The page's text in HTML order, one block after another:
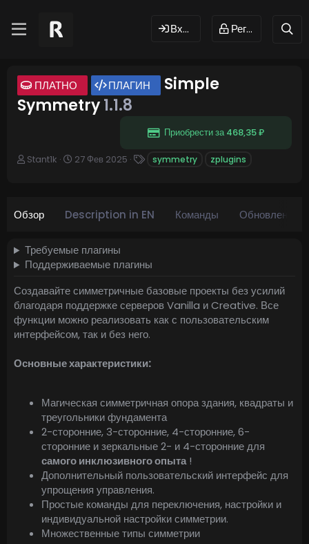
Вход Регистрация
ПЛАТНО ПЛАГИН
Simple
Symmetry1.1.8
Приобрести за 468,35 ₽
А
Stant1k
Д
о
а
н
я
27 Фев 2025 symmetry zplugins
Обзор Description in EN Команды Обновления
Требуемые плагины
Поддерживаемые плагины
Создавайте симметричные базовые проекты без усилий
благодаря поддержке серверов Vanilla и Creative. Все
функции можно реализовать как с пользовательским
интерфейсом, так и без него.
Основные характеристики:
Магическая симметричная опора здания, квадраты и
треугольники фундамента
2-сторонние, 3-сторонние, 4-сторонние, 6-
сторонние и зеркальные 2- и 4-сторонние для
самого инклюзивного опыта!
Дополнительный пользовательский интерфейс для
упрощения управления.
Простые команды для переключения, настройки и
индивидуальной настройки симметрии.
Множественные типы симметрии